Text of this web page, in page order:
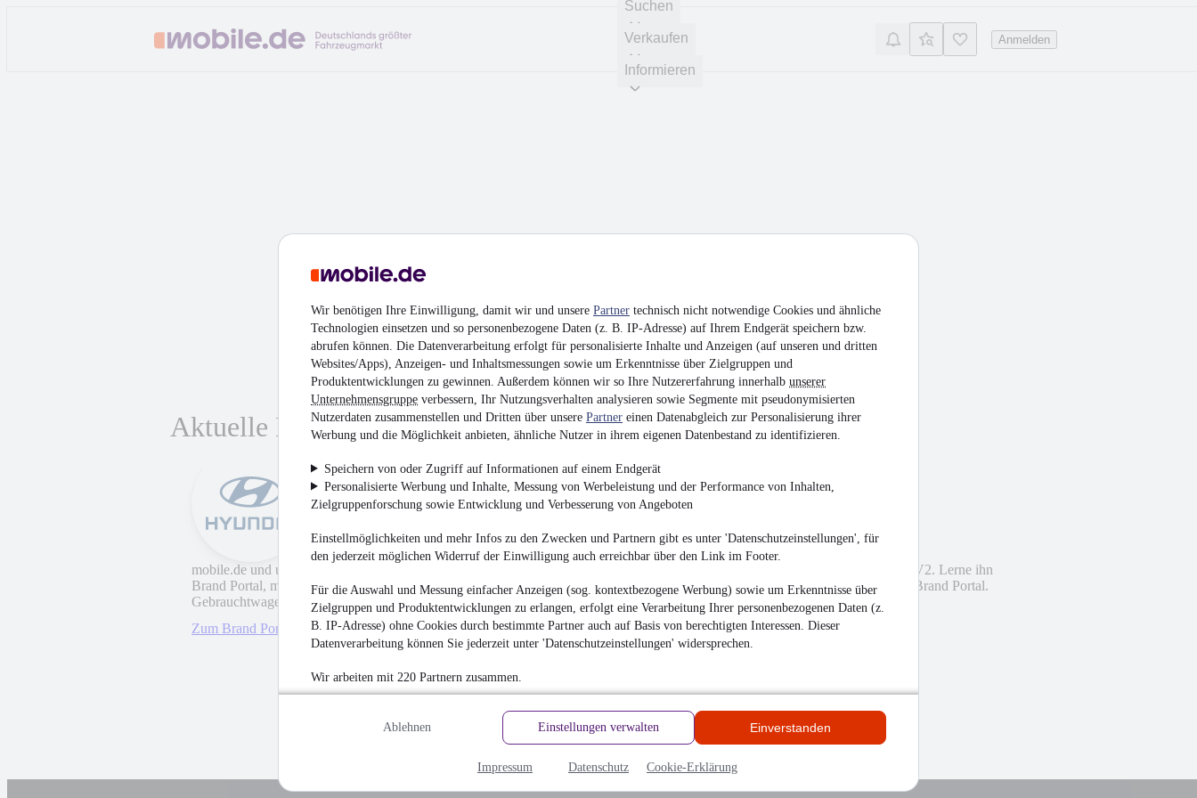
Wir benötigen Ihre Einwilligung, damit wir und unsere Partner technisch nicht notwendige Cookies und ähnliche
Technologien einsetzen und so personenbezogene Daten (z. B. IP-Adresse) auf Ihrem Endgerät speichern bzw.
abrufen können. Die Datenverarbeitung erfolgt für personalisierte Inhalte und Anzeigen (auf unseren und dritten
Websites/Apps), Anzeigen- und Inhaltsmessungen sowie um Erkenntnisse über Zielgruppen und
Produktentwicklungen zu gewinnen. Außerdem können wir so Ihre Nutzererfahrung innerhalb unserer
Unternehmensgruppe verbessern, Ihr Nutzungsverhalten analysieren sowie Segmente mit pseudonymisierten
Nutzerdaten zusammenstellen und Dritten über unsere Partner einen Datenabgleich zur Personalisierung ihrer
Werbung und die Möglichkeit anbieten, ähnliche Nutzer in ihrem eigenen Datenbestand zu identifizieren.
Speichern von oder Zugriff auf Informationen auf einem Endgerät
Personalisierte Werbung und Inhalte, Messung von Werbeleistung und der Performance von Inhalten,
Zielgruppenforschung sowie Entwicklung und Verbesserung von Angeboten
Einstellmöglichkeiten und mehr Infos zu den Zwecken und Partnern gibt es unter 'Datenschutzeinstellungen', für
den jederzeit möglichen Widerruf der Einwilligung auch erreichbar über den Link im Footer.
Für die Auswahl und Messung einfacher Anzeigen (sog. kontextbezogene Werbung) sowie um Erkenntnisse über
Zielgruppen und Produktentwicklungen zu erlangen, erfolgt eine Verarbeitung Ihrer personenbezogenen Daten (z.
B. IP-Adresse) ohne Cookies durch bestimmte Partner auch auf Basis von berechtigten Interessen. Dieser
Datenverarbeitung können Sie jederzeit unter 'Datenschutzeinstellungen' widersprechen.
Wir arbeiten mit 220 Partnern zusammen.
Ablehnen Einstellungen verwalten Einverstanden
Impressum Datenschutz Cookie-Erklärung
Suchen
Verkaufen
Informieren
Anmelden
Hier findest Du unsere Markenkooperationen mit
exklusiven Modellen, Angeboten und Highlights.
Aktuelle Kooperationen
Hyundai
mobile.de​ und unser Partner Hyundai präsentieren Dir das Hyundai
Brand Portal, mit exklusiven Modellen, zertifizierten
Gebrauchtwagen und vielem mehr.
Zum Brand Portal
Die Zukunft der E-Mobilität hat einen Namen: Kia EV2. Lerne ihn
jetzt kennen und entdecke alle seine Facetten im Kia Brand Portal.
Zum Brand Portal